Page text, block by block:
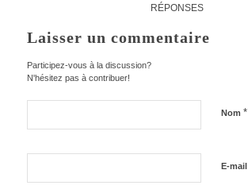
RÉPONSES
Laisser un commentaire
Participez-vous à la discussion?
N'hésitez pas à contribuer!
Nom *
E-mail